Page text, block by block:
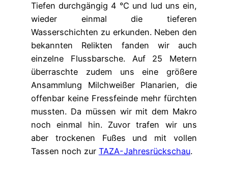
Tiefen durchgängig 4 °C und lud uns ein,
wieder einmal die tieferen
Wasserschichten zu erkunden. Neben den
bekannten Relikten fanden wir auch
einzelne Flussbarsche. Auf 25 Metern
überraschte zudem uns eine größere
Ansammlung Milchweißer Planarien, die
offenbar keine Fressfeinde mehr fürchten
mussten. Da müssen wir mit dem Makro
noch einmal hin. Zuvor trafen wir uns
aber trockenen Fußes und mit vollen
Tassen noch zur TAZA-Jahresrückschau.